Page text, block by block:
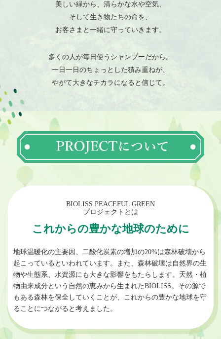
美しい緑から、清らかな水や空気、
そして生き物たちの命を、
お客さまと一緒に守っていきます。
多くの人が毎日使うシャンプーだから。
一日一日のちょっとした積み重ねが、
やがて大きなチカラになると信じて。
BIOLISS PEACEFUL GREEN
プロジェクトとは
これからの豊かな地球のために
地球温暖化の主要因、二酸化炭素の増加の20%は森林破壊から
起こっているといわれています。
また、森林破壊は自然界の生
物や生態系、水資源にも大きな影響をもたらします。 天然・植
物由来成分という自然の恵みから生まれたBIOLISS。 その源で
もある森林を保全していくことが、これからの豊かな地球を守
ることにつながると考えました。